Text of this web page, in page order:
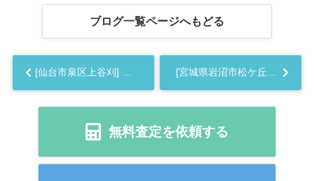
ブログ一覧ページへもどる
[仙台市泉区上谷刈] 編 不動産売却の査定相場を知ろう【土地 建物 査定】2023年版... [宮城県岩沼市松ケ丘]編 不動産売却の査定相場を知ろう【土地 建物 査定】2023年版...
無料査定を依頼する